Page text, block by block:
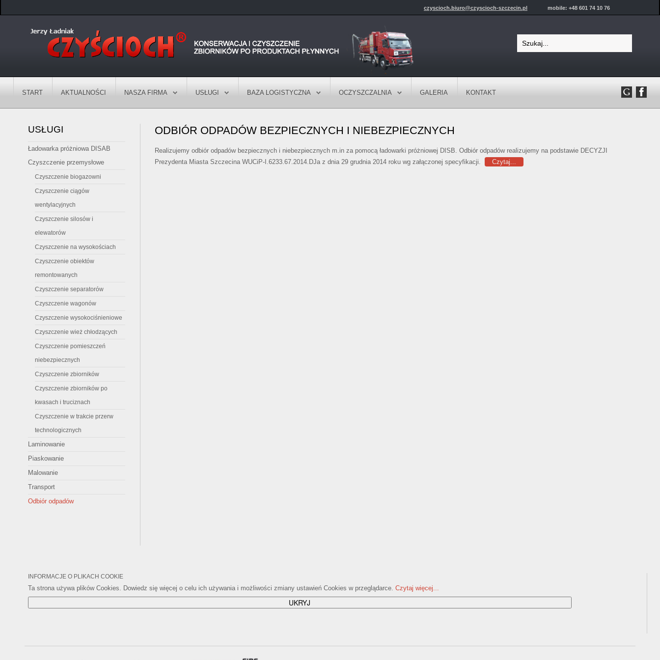
czyscioch.biuro@czyscioch-szczecin.pl mobile: +48 601 74 10 76
START AKTUALNOŚCI NASZA FIRMA USŁUGI BAZA LOGISTYCZNA OCZYSZCZALNIA GALERIA KONTAKT
ODBIÓR ODPADÓW BEZPIECZNYCH I NIEBEZPIECZNYCH
Realizujemy odbiór odpadów bezpiecznych i niebezpiecznych m.in za pomocą ładowarki próżniowej DISB. Odbiór odpadów realizujemy na podstawie DECYZJI
Prezydenta Miasta Szczecina WUCiP-I.6233.67.2014.DJa z dnia 29 grudnia 2014 roku wg załączonej specyfikacji.
Czytaj...
USŁUGI
Ładowarka próżniowa DISAB
Czyszczenie przemysłowe
Czyszczenie biogazowni
Czyszczenie ciągów
wentylacyjnych
Czyszczenie silosów i
elewatorów
Czyszczenie na wysokościach
Czyszczenie obiektów
remontowanych
Czyszczenie separatorów
Czyszczenie wagonów
Czyszczenie wysokociśnieniowe
Czyszczenie wież chłodzących
Czyszczenie pomieszczeń
niebezpiecznych
Czyszczenie zbiorników
Czyszczenie zbiorników po
kwasach i truciznach
Czyszczenie w trakcie przerw
technologicznych
Laminowanie
Piaskowanie
Malowanie
Transport
Odbiór odpadów
INFORMACJE O PLIKACH COOKIE
Ta strona używa plików Cookies. Dowiedz się więcej o celu ich używania i możliwości zmiany ustawień Cookies w przeglądarce. Czytaj więcej...